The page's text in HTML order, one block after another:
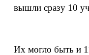
вышли сразу 10
Их могло быть и